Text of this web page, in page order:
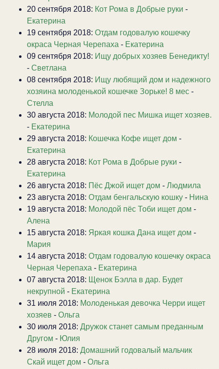
20 сентября 2018: Кот Рома в Добрые руки -
Екатерина
19 сентября 2018: Отдам годовалую кошечку
окраса Черная Черепаха - Екатерина
09 сентября 2018: Ищу добрых хозяев Бенедикту!
- Светлана
08 сентября 2018: Ищу любящий дом и надежного
хозяина молоденькой кошечке Зорьке! 8 мес -
Стелла
30 августа 2018: Молодой пес Мишка ищет хозяев.
- Екатерина
29 августа 2018: Кошечка Кофе ищет дом -
Екатерина
28 августа 2018: Кот Рома в Добрые руки -
Екатерина
26 августа 2018: Пёс Джой ищет дом - Людмила
23 августа 2018: Отдам бенгальскую кошку - Нина
19 августа 2018: Молодой пёс Тоби ищет дом -
Алена
15 августа 2018: Яркая кошка Дана ищет дом -
Мария
14 августа 2018: Отдам годовалую кошечку окраса
Черная Черепаха - Екатерина
07 августа 2018: Щенок Бэлла в дар. Будет
некрупной - Екатерина
31 июля 2018: Молоденькая девочка Черри ищет
хозяев - Ольга
30 июля 2018: Дружок станет самым преданным
Другом - Юлия
28 июля 2018: Домашний годовалый мальчик
Скай ищет дом - Ольга